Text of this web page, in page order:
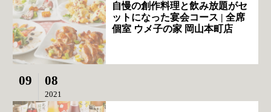
自慢の創作料理と飲み放題がセ
ットになった宴会コース | 全席
個室 ウメ子の家 岡山本町店
09 08
2021